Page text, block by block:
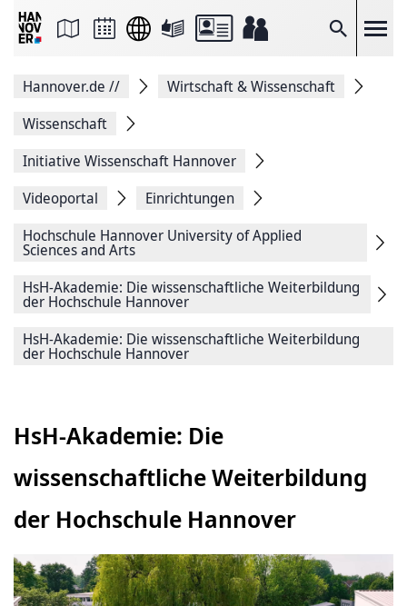
Suche
Seite
Facebook
teilen
Seitenlink
Seite
Hannover.de //
Wirtschaft & Wissenschaft
Wissenschaft
Initiative Wissenschaft Hannover
Videoportal
Einrichtungen
Hochschule ­Hannover University of Applied
Sciences and Arts
HsH-Akademie: Die wissenschaftliche Weiterbildung
der Hochschule Hannover
HsH-Akademie: Die wissenschaftliche Weiterbildung
der Hochschule Hannover
HsH-Akademie: Die
wissenschaftliche Weiterbildung
der Hochschule Hannover